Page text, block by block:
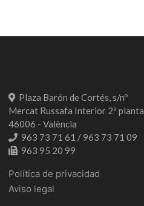
Plaza Barón de Cortés, s/nº
Mercat Russafa Interior 2ª planta
46006 - València
963 73 71 61 / 963 73 71 09
963 95 20 99
Política de privacidad
Aviso legal